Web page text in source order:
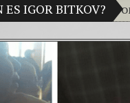
ES IGOR BITKOV?
una promesa